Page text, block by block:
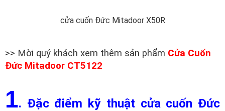
cửa cuốn Đức Mitadoor X50R
>> Mời quý khách xem thêm sản phẩm Cửa Cuốn
Đức Mitadoor CT5122
1. Đặc điểm kỹ thuật cửa cuốn Đức